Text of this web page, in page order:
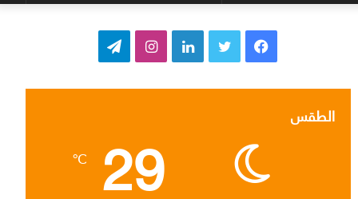
المظلمالدخول
ف
ب
و
ت
ق
ت
ر
الطقس 29
℃